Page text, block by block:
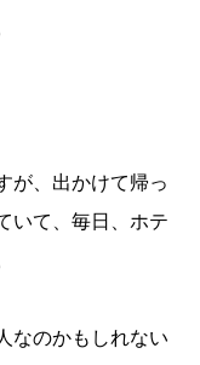
が、出かけて帰っ
いて、毎日、ホテ
なのかもしれない